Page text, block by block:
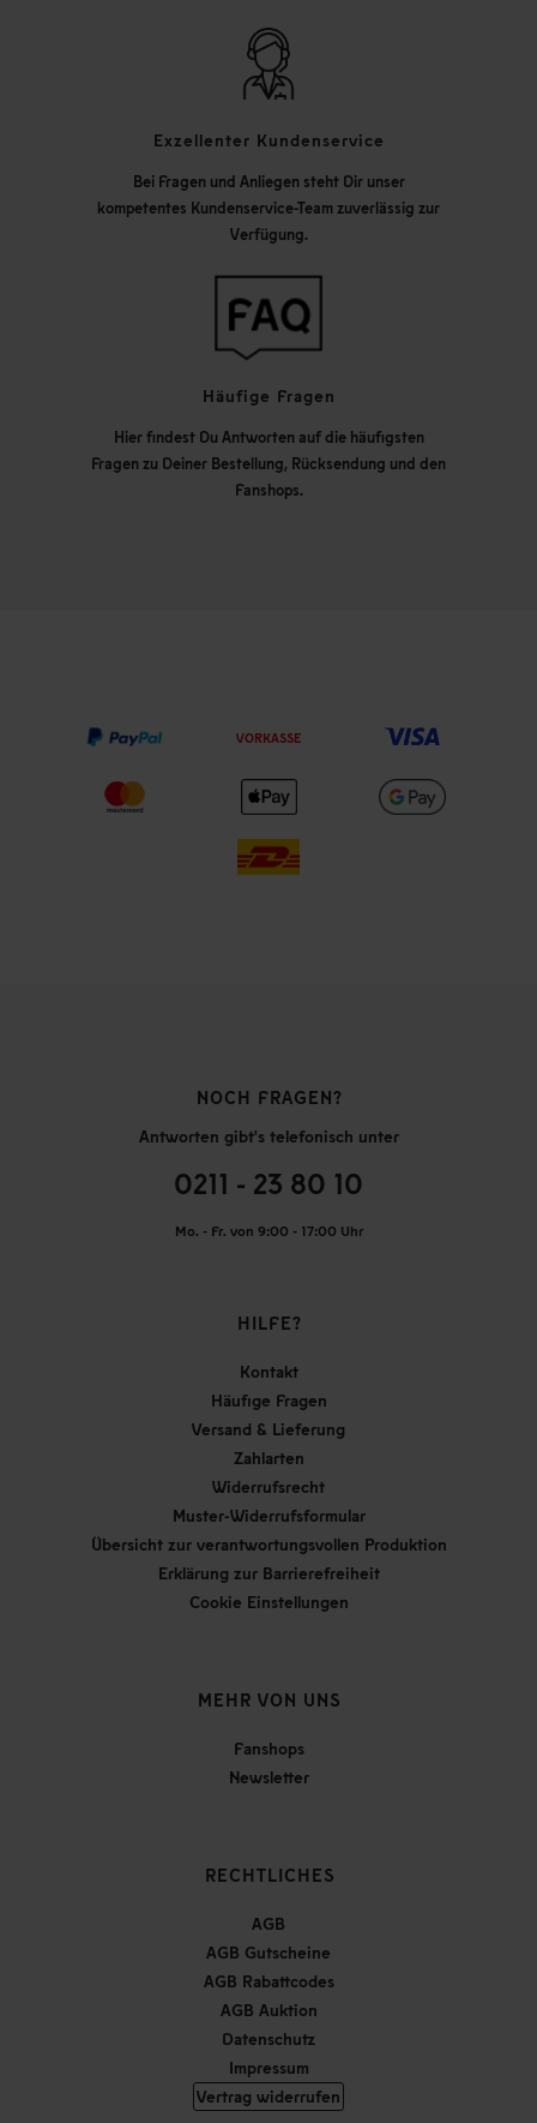
Exzellenter Kundenservice
Bei Fragen und Anliegen steht Dir unser
kompetentes Kundenservice-Team zuverlässig zur
Verfügung.
Häufige Fragen
Hier findest Du Antworten auf die häufigsten
Fragen zu Deiner Bestellung, Rücksendung und den
Fanshops.
VORKASSE
NOCH FRAGEN?
Antworten gibt's telefonisch unter
0211 - 23 80 10
Mo. - Fr. von 9:00 - 17:00 Uhr
HILFE?
Kontakt
Häufige Fragen
Versand & Lieferung
Zahlarten
Widerrufsrecht
Muster-Widerrufsformular
Übersicht zur verantwortungsvollen Produktion
Erklärung zur Barrierefreiheit
Cookie Einstellungen
MEHR VON UNS
Fanshops
Newsletter
RECHTLICHES
AGB
AGB Gutscheine
AGB Rabattcodes
AGB Auktion
Datenschutz
Impressum
Vertrag widerrufen